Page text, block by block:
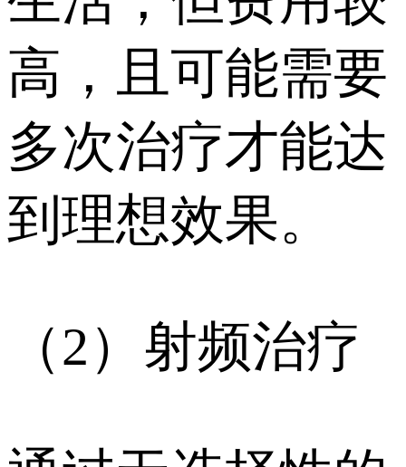
高，且可能需要
多次治疗才能达
到理想效果。
（2）射频治疗